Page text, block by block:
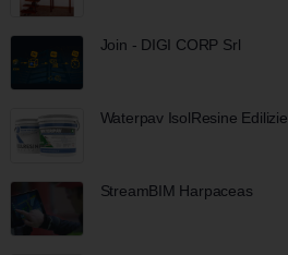
Join - DIGI CORP Srl
Waterpav IsolResine Edilizie
StreamBIM Harpaceas